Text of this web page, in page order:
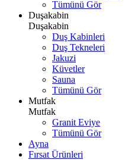
Tümünü Gör
Duşakabin
Duşakabin
Duş Kabinleri
Duş Tekneleri
Jakuzi
Küvetler
Sauna
Tümünü Gör
Mutfak
Mutfak
Granit Eviye
Tümünü Gör
Ayna
Fırsat Ürünleri